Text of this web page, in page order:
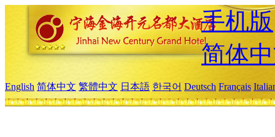
手机版
简体
English 简体中文 繁體中文 日本語 한국어 Deutsch Français